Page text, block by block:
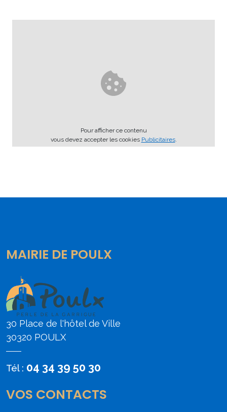
Pour afficher ce contenu
vous devez accepter les cookies Publicitaires.
MAIRIE DE POULX
30 Place de l'hôtel de Ville
30320 POULX
Tél : 04 34 39 50 30
VOS CONTACTS